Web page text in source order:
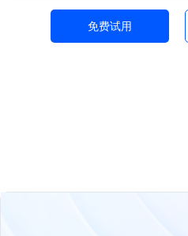
免费试用